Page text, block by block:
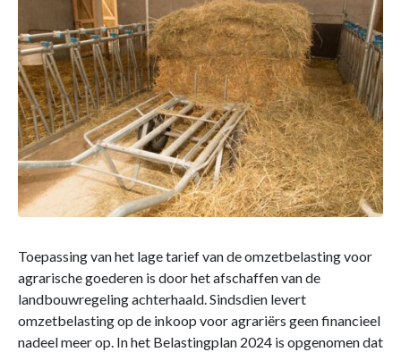
Toepassing van het lage tarief van de omzetbelasting voor
agrarische goederen is door het afschaffen van de
landbouwregeling achterhaald. Sindsdien levert
omzetbelasting op de inkoop voor agrariërs geen financieel
nadeel meer op. In het Belastingplan 2024 is opgenomen dat